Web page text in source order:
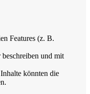
Features (z. B.
und mit
könnten die